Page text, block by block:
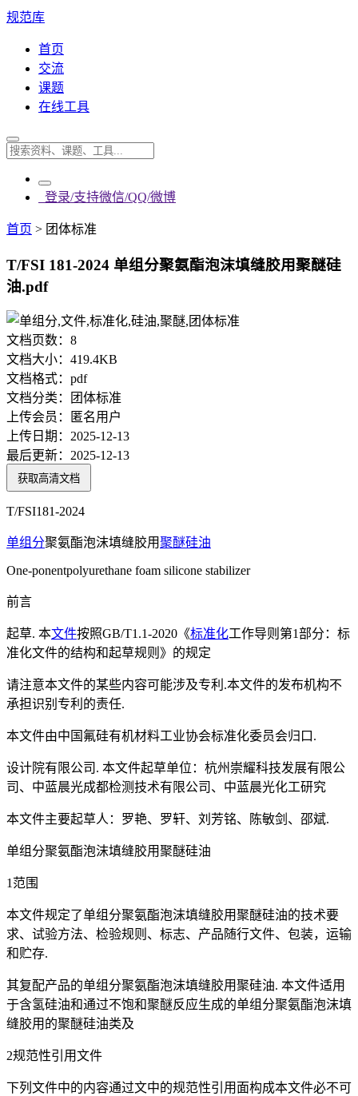
规范库
首页
交流
课题
在线工具
登录/支持微信/QQ/微博
首页 > 团体标准
T/FSI 181-2024 单组分聚氨酯泡沫填缝胶用聚醚硅
油.pdf
文档页数： 8
文档大小： 419.4KB
文档格式： pdf
文档分类：
团体标准
上传会员：
匿名用户
上传日期： 2025-12-13
最后更新： 2025-12-13
获取高清文档
T/FSI181-2024
单组分聚氨酯泡沫填缝胶用聚醚硅油
One-ponentpolyurethane foam silicone stabilizer
前言
起草. 本文件按照GB/T1.1-2020《标准化工作导则第1部分：标
准化文件的结构和起草规则》的规定
请注意本文件的某些内容可能涉及专利.本文件的发布机构不
承担识别专利的责任.
本文件由中国氟硅有机材料工业协会标准化委员会归口.
设计院有限公司. 本文件起草单位：杭州崇耀科技发展有限公
司、中蓝晨光成都检测技术有限公司、中蓝晨光化工研究
本文件主要起草人：罗艳、罗轩、刘芳铭、陈敏剑、邵斌.
单组分聚氨酯泡沫填缝胶用聚醚硅油
1范围
本文件规定了单组分聚氨酯泡沫填缝胶用聚醚硅油的技术要
求、试验方法、检验规则、标志、产品随行文件、包装，运输
和贮存.
其复配产品的单组分聚氨酯泡沫填缝胶用聚硅油. 本文件适用
于含氢硅油和通过不饱和聚醚反应生成的单组分聚氨酯泡沫填
缝胶用的聚醚硅油类及
2规范性引用文件
下列文件中的内容通过文中的规范性引用面构成本文件必不可